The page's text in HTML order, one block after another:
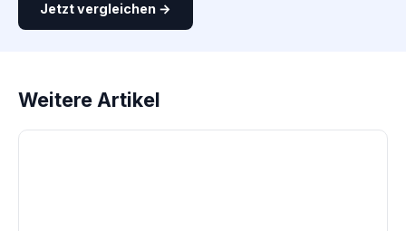
Jetzt vergleichen →
Weitere Artikel